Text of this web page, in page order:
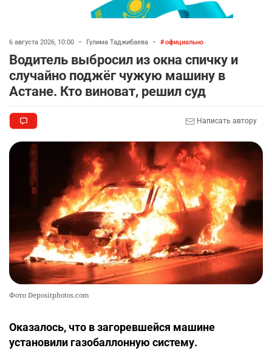
6 августа 2026, 10:00 • Гулима Таджибаева • официально
Водитель выбросил из окна спичку и
случайно поджёг чужую машину в
Астане. Кто виноват, решил суд
Написать автору
Фото Depositphotos.com
Оказалось, что в загоревшейся машине
установили газобаллонную систему.